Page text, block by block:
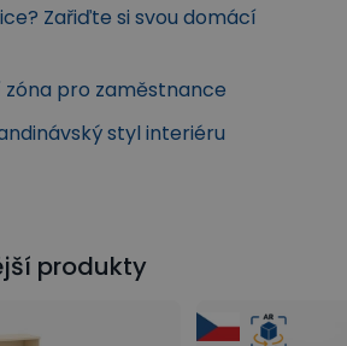
Zařiďte si svou domácí
zóna pro zaměstnance
styl interiéru
produkty